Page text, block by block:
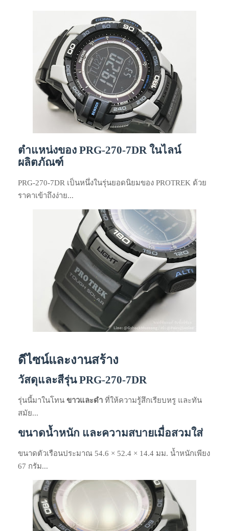
ตำแหน่งของ PRG-270-7DR ในไลน์
ผลิตภัณฑ์
PRG-270-7DR เป็นหนึ่งในรุ่นยอดนิยมของ PROTREK ด้วย
ราคาเข้าถึงง่าย...
ดีไซน์และงานสร้าง
วัสดุและสีรุ่น PRG-270-7DR
รุ่นนี้มาในโทน ขาวและดำ ที่ให้ความรู้สึกเรียบหรู และทัน
สมัย...
ขนาดน้ำหนัก และความสบายเมื่อสวมใส่
ขนาดตัวเรือนประมาณ 54.6 × 52.4 × 14.4 มม. น้ำหนักเพียง
67 กรัม...